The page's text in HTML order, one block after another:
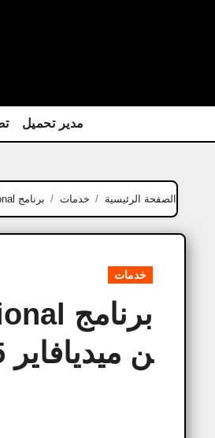
مدير تحميل
الصفحة الرئيسية خدمات برنامج Novicorp Wintoflash Professional كامل من ميديافاير 2025
خدمات
ن ميديافاير 2025